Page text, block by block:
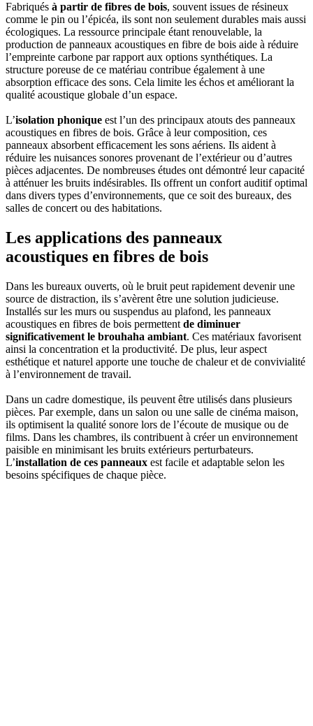
Fabriqués à partir de fibres de bois, souvent issues de résineux
comme le pin ou l’épicéa, ils sont non seulement durables mais aussi
écologiques. La ressource principale étant renouvelable, la
production de panneaux acoustiques en fibre de bois aide à réduire
l’empreinte carbone par rapport aux options synthétiques. La
structure poreuse de ce matériau contribue également à une
absorption efficace des sons. Cela limite les échos et améliorant la
qualité acoustique globale d’un espace.
L’isolation phonique est l’un des principaux atouts des panneaux
acoustiques en fibres de bois. Grâce à leur composition, ces
panneaux absorbent efficacement les sons aériens. Ils aident à
réduire les nuisances sonores provenant de l’extérieur ou d’autres
pièces adjacentes. De nombreuses études ont démontré leur capacité
à atténuer les bruits indésirables. Ils offrent un confort auditif optimal
dans divers types d’environnements, que ce soit des bureaux, des
salles de concert ou des habitations.
Les applications des panneaux
acoustiques en fibres de bois
Dans les bureaux ouverts, où le bruit peut rapidement devenir une
source de distraction, ils s’avèrent être une solution judicieuse.
Installés sur les murs ou suspendus au plafond, les panneaux
acoustiques en fibres de bois permettent de diminuer
significativement le brouhaha ambiant. Ces matériaux favorisent
ainsi la concentration et la productivité. De plus, leur aspect
esthétique et naturel apporte une touche de chaleur et de convivialité
à l’environnement de travail.
Dans un cadre domestique, ils peuvent être utilisés dans plusieurs
pièces. Par exemple, dans un salon ou une salle de cinéma maison,
ils optimisent la qualité sonore lors de l’écoute de musique ou de
films. Dans les chambres, ils contribuent à créer un environnement
paisible en minimisant les bruits extérieurs perturbateurs.
L’installation de ces panneaux est facile et adaptable selon les
besoins spécifiques de chaque pièce.